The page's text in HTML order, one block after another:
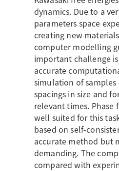
dynamics. Due to a
parameters space
creating new
computer modelling
important challenge
accurate
simulation of
spacings in size and
relevant times. Phase
well suited for this
based on self-
accurate method but
demanding. The
compared with